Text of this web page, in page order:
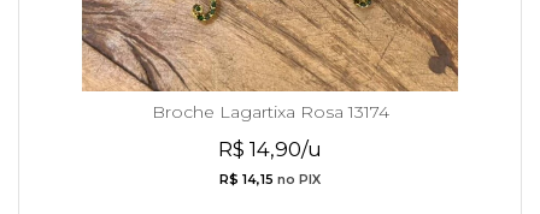
Broche Lagartixa Rosa 13174
R$ 14,90/u
R$ 14,15 no PIX